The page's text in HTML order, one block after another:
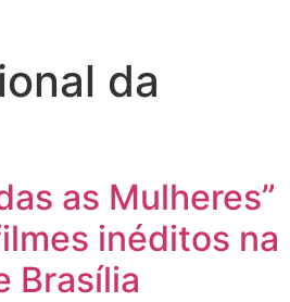
da
as Mulheres”
inéditos na
Brasília